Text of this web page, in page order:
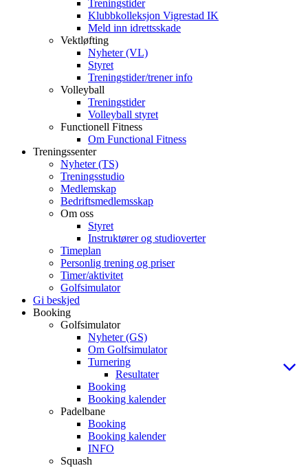
Treningstider
Klubbkolleksjon Vigrestad IK
Meld inn idrettsskade
Vektløfting
Nyheter (VL)
Styret
Treningstider/trener info
Volleyball
Treningstider
Volleyball styret
Functionell Fitness
Om Functional Fitness
Treningssenter
Nyheter (TS)
Treningsstudio
Medlemskap
Bedriftsmedlemsskap
Om oss
Styret
Instruktører og studioverter
Timeplan
Personlig trening og priser
Timer/aktivitet
Golfsimulator
Gi beskjed
Booking
Golfsimulator
Nyheter (GS)
Om Golfsimulator
Turnering
Resultater
Booking
Booking kalender
Padelbane
Booking
Booking kalender
INFO
Squash